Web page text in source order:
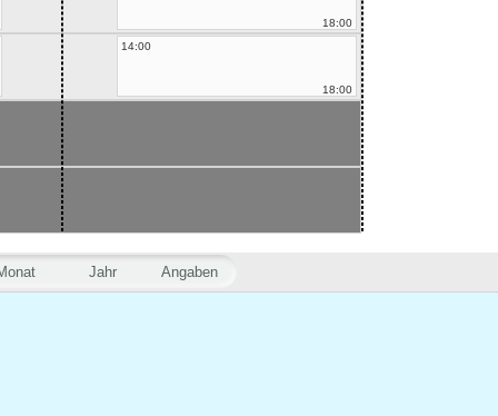
Jahr Angaben
18:00
14:00
18:00